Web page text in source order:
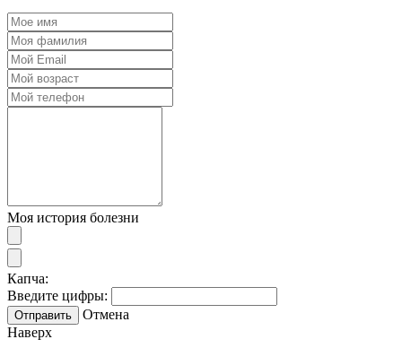
Моя история болезни
Капча:
Введите цифры:
Отправить
Отмена
Наверх